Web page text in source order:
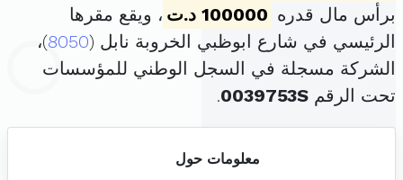
برأس مال قدره 100000 د.ت
، ويقع مقرها
الرئيسي في شارع ابوظبي الخروبة نابل (8050)،
الشركة مسجلة في السجل الوطني للمؤسسات
تحت الرقم 0039753S
.
معلومات حول